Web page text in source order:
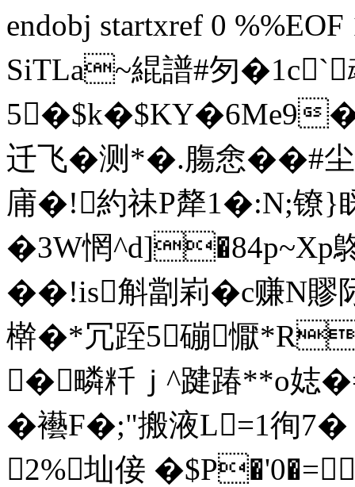
endobj startxref 0
SiTLa~緄譜#匇�1c`
5�$k�$KY�6Me9
迁飞�测*�.膓悆
庯�!約祙P犛1�:N;镣}
�3W惘^d]�84p~Xp
��!is斛劏峲�c赚N
檊�*冗跮5磞懨
�疄粁ｊ^踺踳**o娡
�襼F�;"搬液L=1徇7�
2%圸倿